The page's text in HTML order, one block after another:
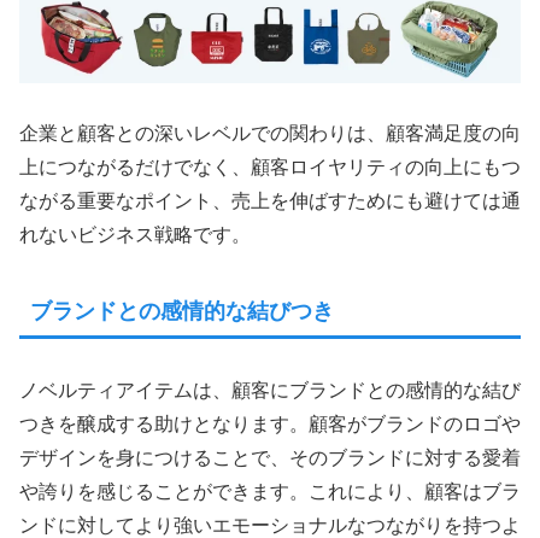
企業と顧客との深いレベルでの関わりは、顧客満足度の向
上につながるだけでなく、顧客ロイヤリティの向上にもつ
ながる重要なポイント、売上を伸ばすためにも避けては通
れないビジネス戦略です。
ブランドとの感情的な結びつき
ノベルティアイテムは、顧客にブランドとの感情的な結び
つきを醸成する助けとなります。顧客がブランドのロゴや
デザインを身につけることで、そのブランドに対する愛着
や誇りを感じることができます。これにより、顧客はブラ
ンドに対してより強いエモーショナルなつながりを持つよ